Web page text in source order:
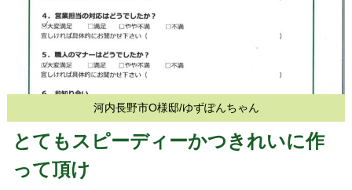
河内長野市O様邸/ゆずぽんちゃん
とてもスピーディーかつきれいに作
って頂け